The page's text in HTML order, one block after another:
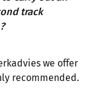
track
we offer
recommended.